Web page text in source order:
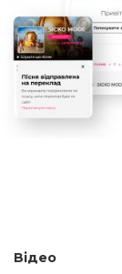
Відео